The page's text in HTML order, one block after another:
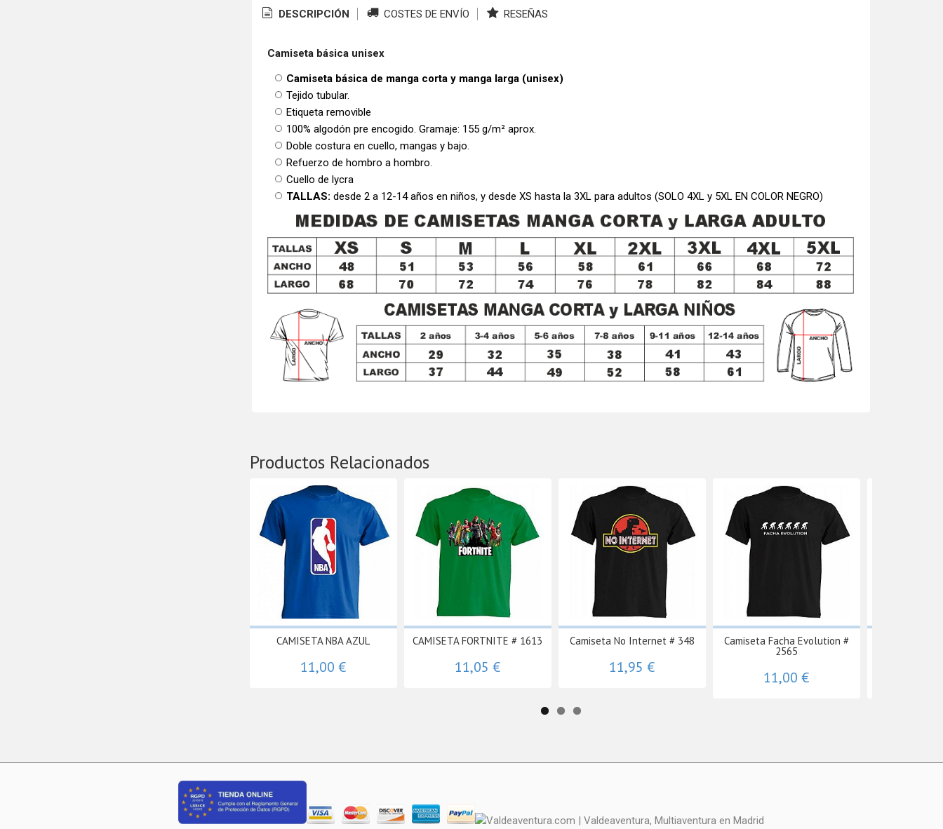
DESCRIPCIÓN COSTES DE ENVÍO RESEÑAS
Camiseta básica unisex
Camiseta básica de manga corta y manga larga (unisex)
Tejido tubular.
Etiqueta removible
100% algodón pre encogido. Gramaje: 155 g/m² aprox.
Doble costura en cuello, mangas y bajo.
Refuerzo de hombro a hombro.
Cuello de lycra
TALLAS: desde 2 a 12-14 años en niños, y desde XS hasta la 3XL para adultos (SOLO 4XL y 5XL EN COLOR NEGRO)
Productos Relacionados
CAMISETA NBA AZUL
11,00 €
CAMISETA FORTNITE # 1613
11,05 €
Camiseta No Internet # 348
11,95 €
Camiseta Facha Evolution #
2565
11,00 €